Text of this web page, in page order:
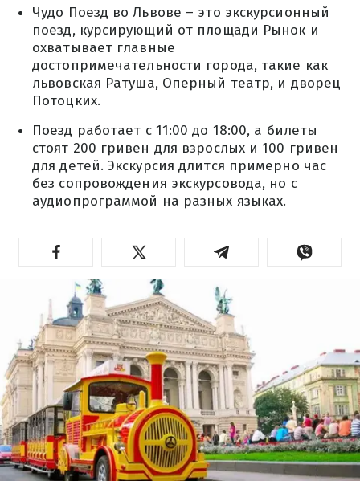
Чудо Поезд во Львове – это экскурсионный
поезд, курсирующий от площади Рынок и
охватывает главные
достопримечательности города, такие как
львовская Ратуша, Оперный театр, и дворец
Потоцких.
Поезд работает с 11:00 до 18:00, а билеты
стоят 200 гривен для взрослых и 100 гривен
для детей. Экскурсия длится примерно час
без сопровождения экскурсовода, но с
аудиопрограммой на разных языках.